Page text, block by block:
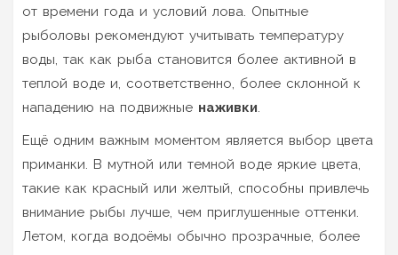
от времени года и условий лова. Опытные
рыболовы рекомендуют учитывать температуру
воды, так как рыба становится более активной в
теплой воде и, соответственно, более склонной к
нападению на подвижные наживки
Ещё одним важным моментом является выбор цвета
приманки. В мутной или темной воде яркие цвета,
такие как красный или желтый, способны привлечь
внимание рыбы лучше, чем приглушенные оттенки.
Летом, когда водоёмы обычно прозрачные, более